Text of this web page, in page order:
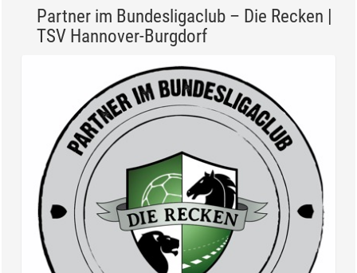
Partner im Bundesligaclub – Die Recken |
TSV Hannover-Burgdorf